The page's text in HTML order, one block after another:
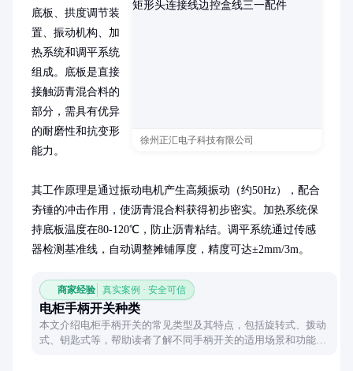
徐州正汇电子科技有限公司
底板、拱度调节装
置、振动机构、加
热系统和调平系统
组成。底板是直接
接触沥青混合料的
部分，需具有优异
的耐磨性和抗变形
能力。
其工作原理是通过振动电机产生高频振动（约50Hz），配合
夯锤的冲击作用，使沥青混合料获得初步密实。加热系统保
持底板温度在80-120℃，防止沥青粘结。调平系统通过传感
器检测基准线，自动调整摊铺厚度，精度可达±2mm/3m。
商家经验 真实案例 · 安全可信
电柜手柄开关种类
本文介绍电柜手柄开关的常见类型及其特点，包括旋转式、拨动
式、钥匙式等，帮助读者了解不同手柄开关的适用场景和功能差